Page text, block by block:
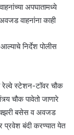
अपघातामध्ये
वाहनांना काही
निर्देश पोलीस
रेल्वे स्टेशन-टॉवर चौक
चौक पावेतो जाणारे
बसेस व अवजड
प्रवेश बंदी करण्यात येत